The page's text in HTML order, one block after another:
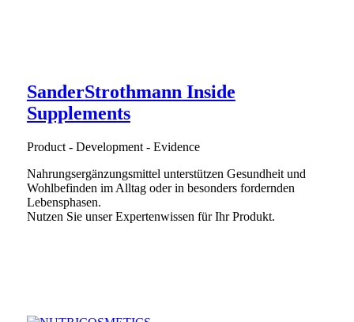
SanderStrothmann Inside
Supplements
Product - Development - Evidence
Nahrungsergänzungsmittel unterstützen Gesundheit und
Wohlbefinden im Alltag oder in besonders fordernden
Lebensphasen.
Nutzen Sie unser Expertenwissen für Ihr Produkt.